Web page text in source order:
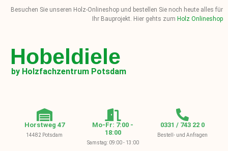
Besuchen Sie unseren Holz-Onlineshop und bestellen Sie noch heute alles für
Ihr Bauprojekt. Hier gehts zum Holz Onlineshop
Hobeldiele
by Holzfachzentrum Potsdam
Horstweg 47
14482 Potsdam
Mo-Fr: 7:00 -
18:00
Samstag: 09:00 - 13:00
0331 / 743 22 0
Bestell- und Anfragen